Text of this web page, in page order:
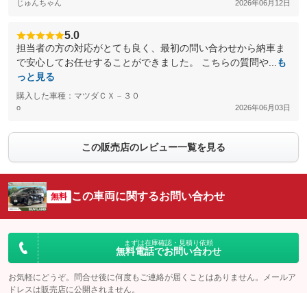
じゅんちゃん 2026年06月12日
5.0
担当者の方の対応がとても良く、最初の問い合わせから納車ま
で安心してお任せすることができました。 こちらの質問や...
も
っと見る
購入した車種：マツダＣＸ－３０
o 2026年06月03日
この販売店のレビュー一覧を見る
無料 この車両に関するお問い合わせ
まずは在庫確認・見積り依頼
無料電話でお問い合わせ
お気軽にどうぞ。問合せ後に何度もご連絡が届くことはありません。メールア
ドレスは販売店に公開されません。